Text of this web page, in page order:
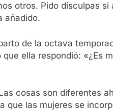
otros. Pido disculpas
añadido.
de la octava
ella respondió: «¿Es
cosas son diferentes
que las mujeres se